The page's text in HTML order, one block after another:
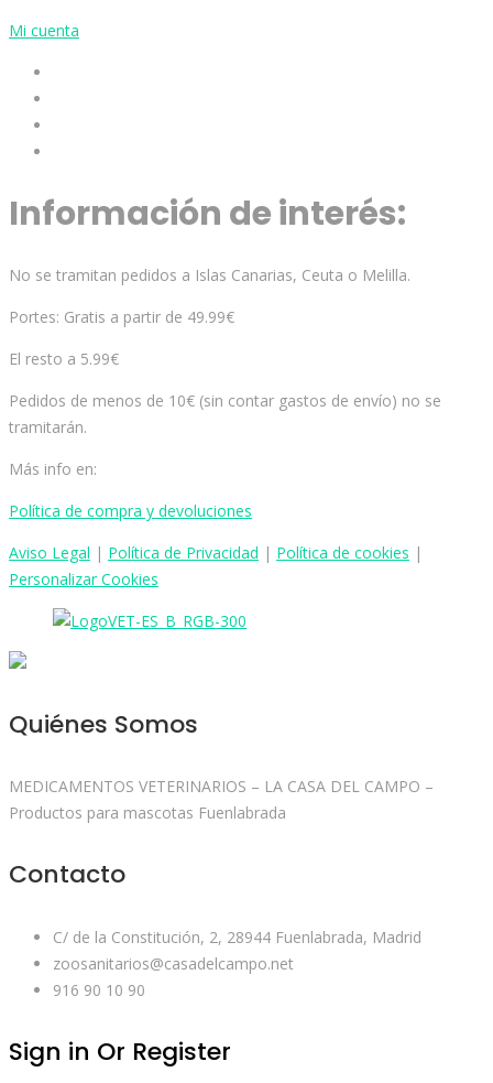
Mi cuenta
Información de interés:
No se tramitan pedidos a Islas Canarias, Ceuta o Melilla.
Portes: Gratis a partir de 49.99€
El resto a 5.99€
Pedidos de menos de 10€ (sin contar gastos de envío) no se
tramitarán.
Más info en:
Política de compra y devoluciones
Aviso Legal | Política de Privacidad | Política de cookies |
Personalizar Cookies
Quiénes Somos
MEDICAMENTOS VETERINARIOS – LA CASA DEL CAMPO –
Productos para mascotas Fuenlabrada
Contacto
C/ de la Constitución, 2, 28944 Fuenlabrada, Madrid
zoosanitarios@casadelcampo.net
916 90 10 90
Sign in Or Register